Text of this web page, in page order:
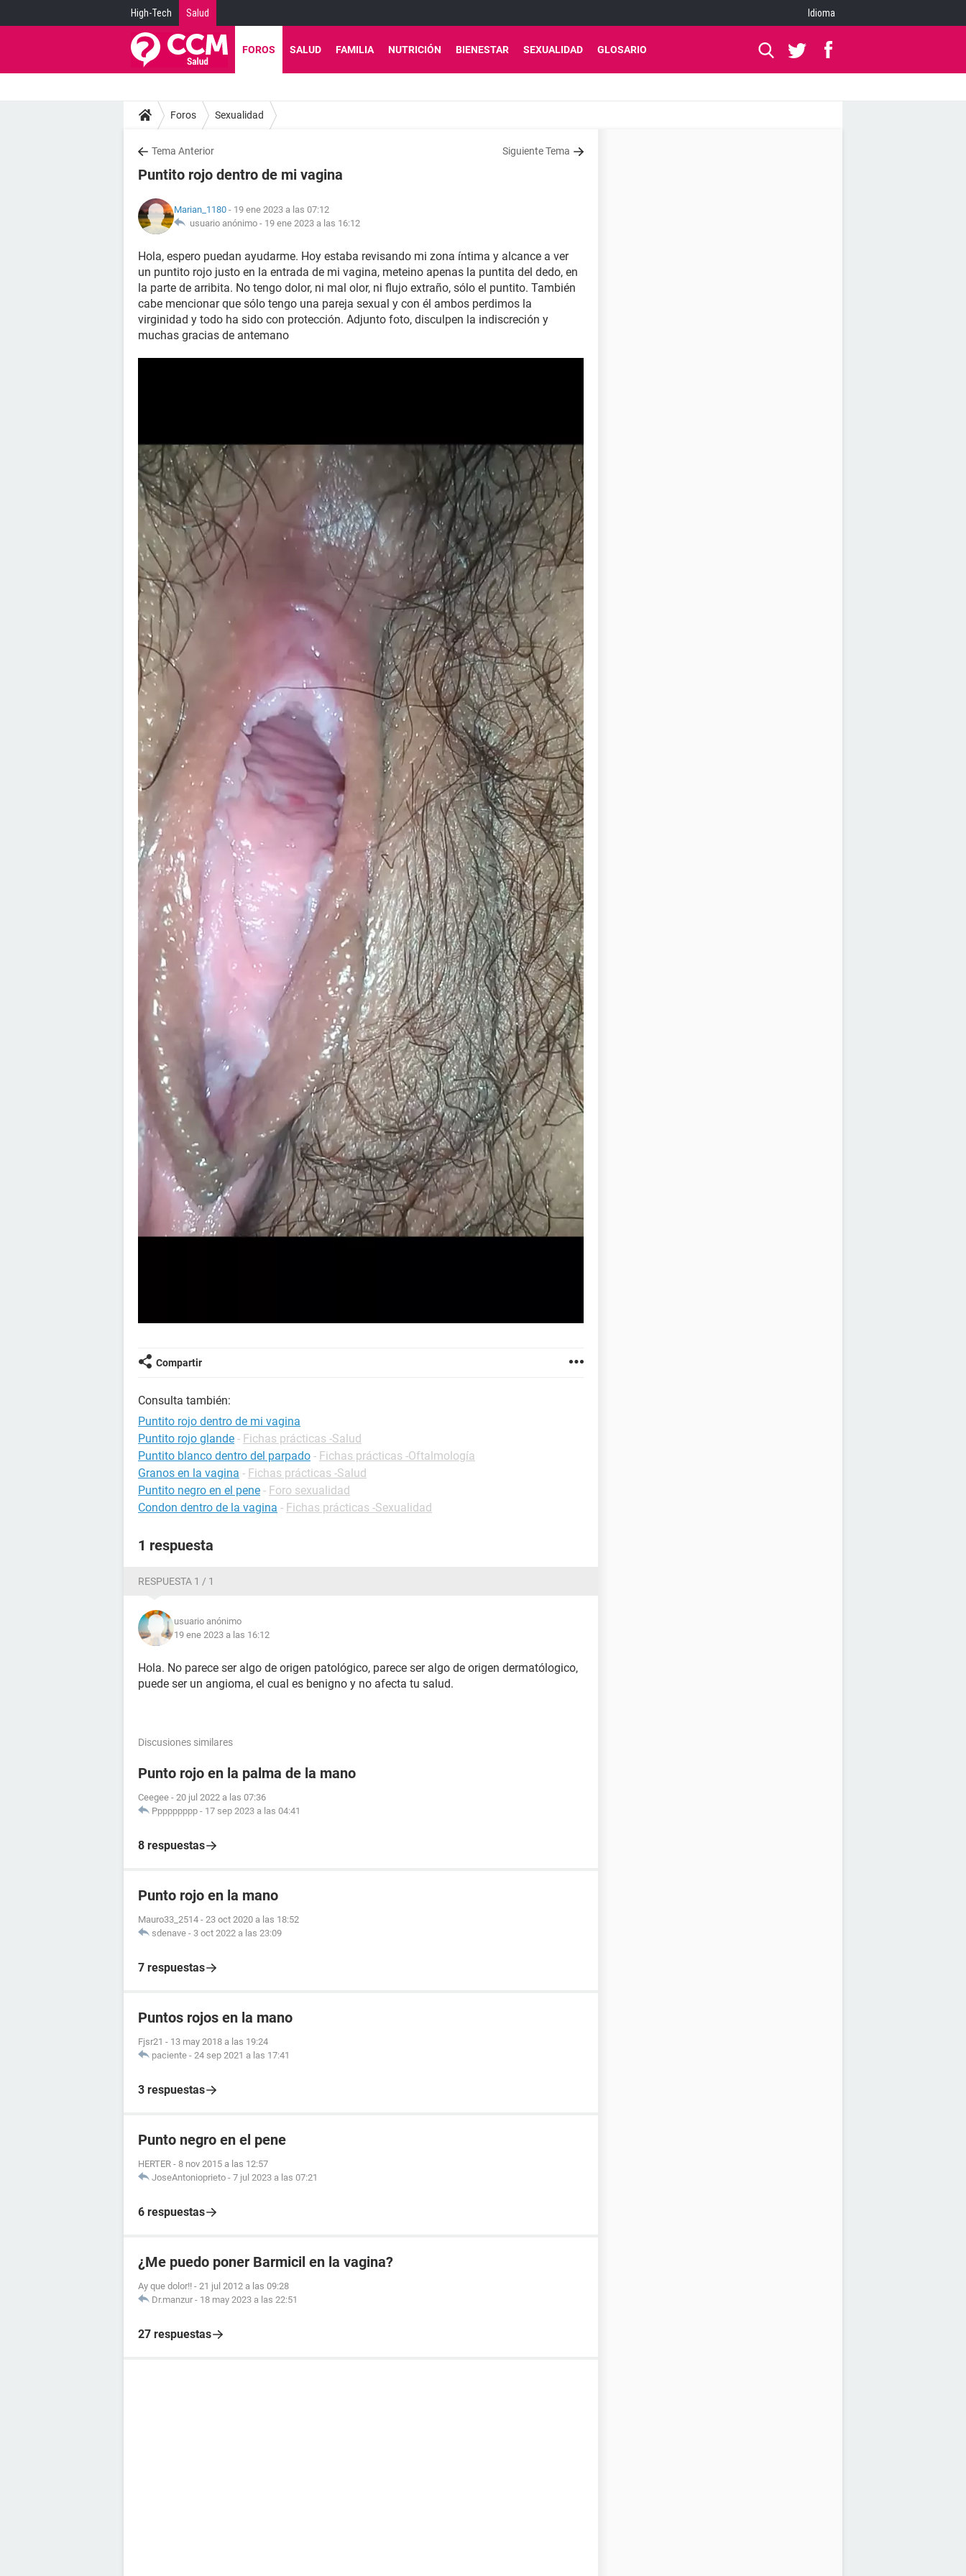
High-Tech Salud Idioma
FOROS SALUD FAMILIA NUTRICIÓN BIENESTAR SEXUALIDAD GLOSARIO
Foros Sexualidad
Tema Anterior Siguiente Tema
Puntito rojo dentro de mi vagina
Marian_1180 - 19 ene 2023 a las 07:12
usuario anónimo - 19 ene 2023 a las 16:12
Hola, espero puedan ayudarme. Hoy estaba revisando mi zona íntima y alcance a ver
un puntito rojo justo en la entrada de mi vagina, meteino apenas la puntita del dedo, en
la parte de arribita. No tengo dolor, ni mal olor, ni flujo extraño, sólo el puntito. También
cabe mencionar que sólo tengo una pareja sexual y con él ambos perdimos la
virginidad y todo ha sido con protección. Adjunto foto, disculpen la indiscreción y
muchas gracias de antemano
Compartir
Consulta también:
Puntito rojo dentro de mi vagina
Puntito rojo glande - Fichas prácticas -Salud
Puntito blanco dentro del parpado - Fichas prácticas -Oftalmología
Granos en la vagina - Fichas prácticas -Salud
Puntito negro en el pene - Foro sexualidad
Condon dentro de la vagina - Fichas prácticas -Sexualidad
1 respuesta
RESPUESTA 1 / 1
usuario anónimo
19 ene 2023 a las 16:12
Hola. No parece ser algo de origen patológico, parece ser algo de origen dermatólogico,
puede ser un angioma, el cual es benigno y no afecta tu salud.
Discusiones similares
Punto rojo en la palma de la mano
Ceegee - 20 jul 2022 a las 07:36
Ppppppppp - 17 sep 2023 a las 04:41
8 respuestas
Punto rojo en la mano
Mauro33_2514 - 23 oct 2020 a las 18:52
sdenave - 3 oct 2022 a las 23:09
7 respuestas
Puntos rojos en la mano
Fjsr21 - 13 may 2018 a las 19:24
paciente - 24 sep 2021 a las 17:41
3 respuestas
Punto negro en el pene
HERTER - 8 nov 2015 a las 12:57
JoseAntonioprieto - 7 jul 2023 a las 07:21
6 respuestas
¿Me puedo poner Barmicil en la vagina?
Ay que dolor!! - 21 jul 2012 a las 09:28
Dr.manzur - 18 may 2023 a las 22:51
27 respuestas